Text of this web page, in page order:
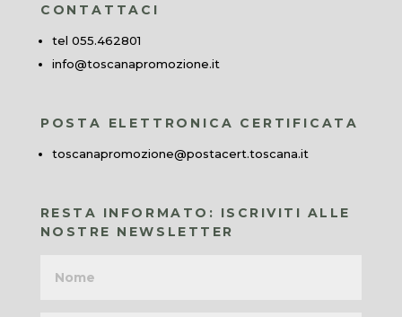
CONTATTACI
tel 055.462801
info@toscanapromozione.it
POSTA ELETTRONICA CERTIFICATA
toscanapromozione@postacert.toscana.it
RESTA INFORMATO: ISCRIVITI ALLE
NOSTRE NEWSLETTER